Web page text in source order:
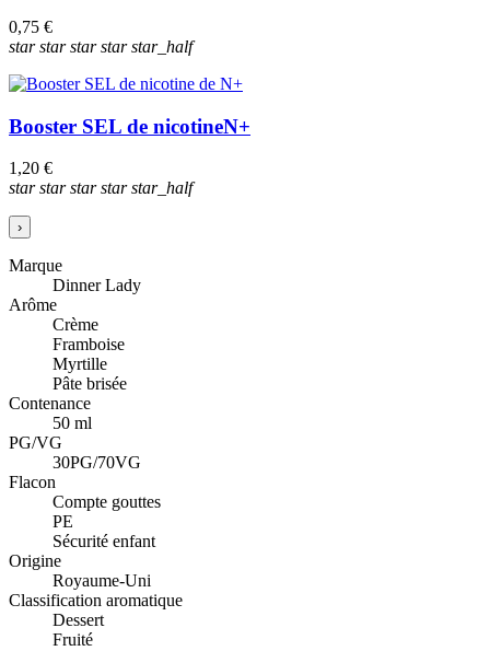
0,75 €
starstarstarstarstar_half
Booster SEL de nicotineN+
1,20 €
starstarstarstarstar_half
›
Marque
Dinner Lady
Arôme
Crème
Framboise
Myrtille
Pâte brisée
Contenance
50 ml
PG/VG
30PG/70VG
Flacon
Compte gouttes
PE
Sécurité enfant
Origine
Royaume-Uni
Classification aromatique
Dessert
Fruité